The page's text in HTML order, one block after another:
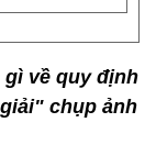
về quy định
chụp ảnh